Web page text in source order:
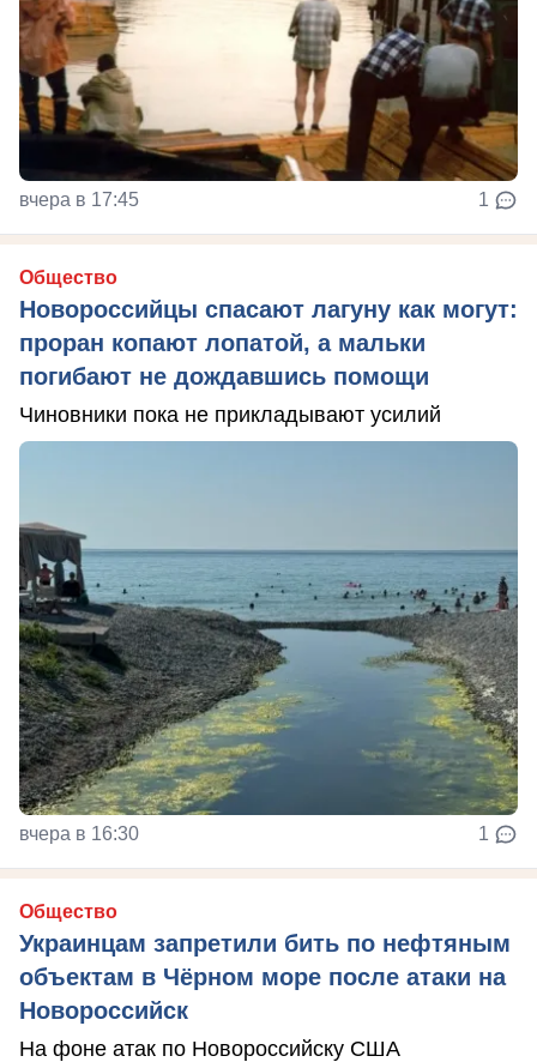
вчера в 17:45 1
Общество
Новороссийцы спасают лагуну как могут:
проран копают лопатой, а мальки
погибают не дождавшись помощи
Чиновники пока не прикладывают усилий
вчера в 16:30 1
Общество
Украинцам запретили бить по нефтяным
объектам в Чёрном море после атаки на
Новороссийск
На фоне атак по Новороссийску США